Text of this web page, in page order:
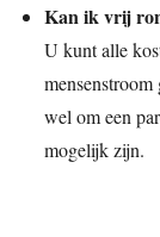
Kan ik vrij
U kunt alle
wel om een
mogelijk zijn.